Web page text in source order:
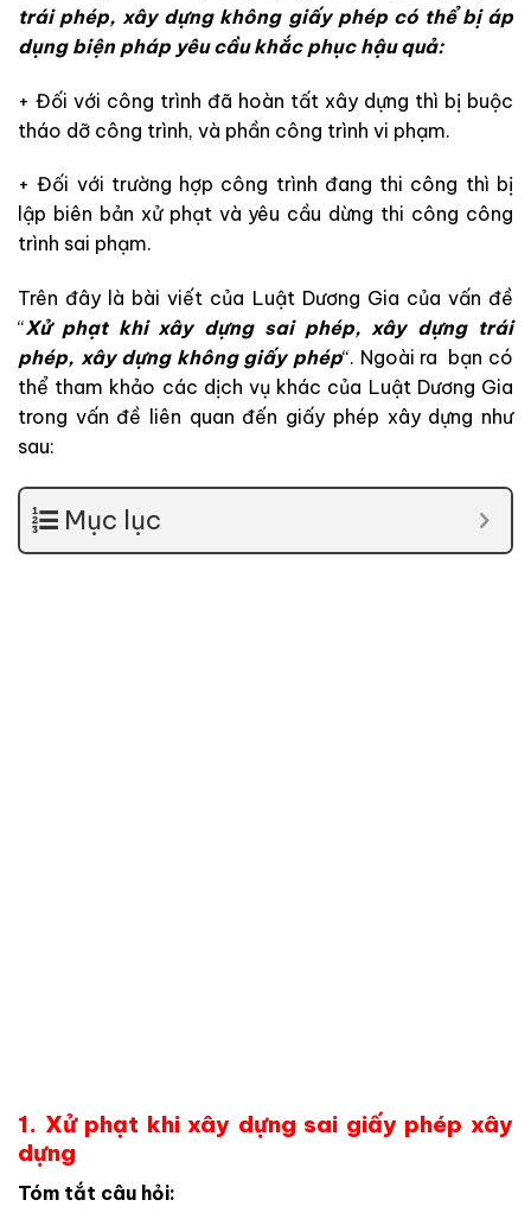
trái phép, xây dựng không giấy phép có thể bị áp
dụng biện pháp yêu cầu khắc phục hậu quả:
+ Đối với công trình đã hoàn tất xây dựng thì bị buộc
tháo dỡ công trình, và phần công trình vi phạm.
+ Đối với trường hợp công trình đang thi công thì bị
lập biên bản xử phạt và yêu cầu dừng thi công công
trình sai phạm.
Trên đây là bài viết của Luật Dương Gia của vấn đề
“Xử phạt khi xây dựng sai phép, xây dựng trái
phép, xây dựng không giấy phép“. Ngoài ra bạn có
thể tham khảo các dịch vụ khác của Luật Dương Gia
trong vấn đề liên quan đến giấy phép xây dựng như
sau:
Mục lục
1. Xử phạt khi xây dựng sai giấy phép xây
dựng
Tóm tắt câu hỏi: